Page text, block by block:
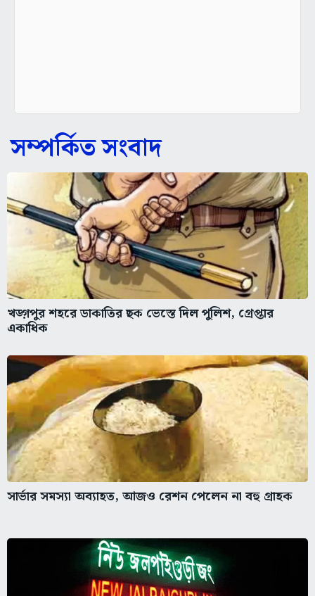
সম্পর্কিত সংবাদ
খড়্গপুর শহরে ডাকাতির ছক ভেস্তে দিল পুলিশ, গ্রেপ্তার
একাধিক
সার্ভার সমস্যা অব্যাহত, আজও রেশন পেলেন না বহু গ্রাহক